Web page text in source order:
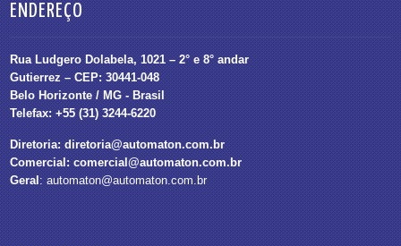
ENDEREÇO
Rua Ludgero Dolabela, 1021 – 2° e 8° andar
Gutierrez – CEP: 30441-048
Belo Horizonte / MG - Brasil
Telefax: +55 (31) 3244-6220
Diretoria:diretoria@automaton.com.br
Comercial:comercial@automaton.com.br
Geral:automaton@automaton.com.br